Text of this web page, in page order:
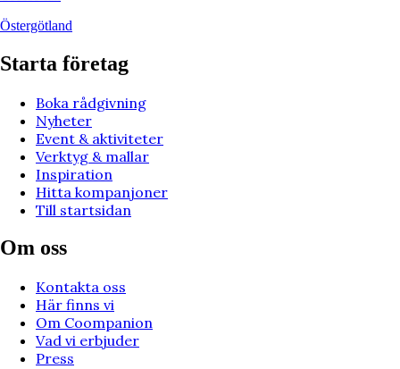
Östergötland
Starta företag
Boka rådgivning
Nyheter
Event & aktiviteter
Verktyg & mallar
Inspiration
Hitta kompanjoner
Till startsidan
Om oss
Kontakta oss
Här finns vi
Om Coompanion
Vad vi erbjuder
Press